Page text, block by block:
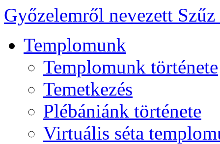
Győzelemről nevezett
Templomunk
Templomunk története
Temetkezés
Plébániánk története
Virtuális séta